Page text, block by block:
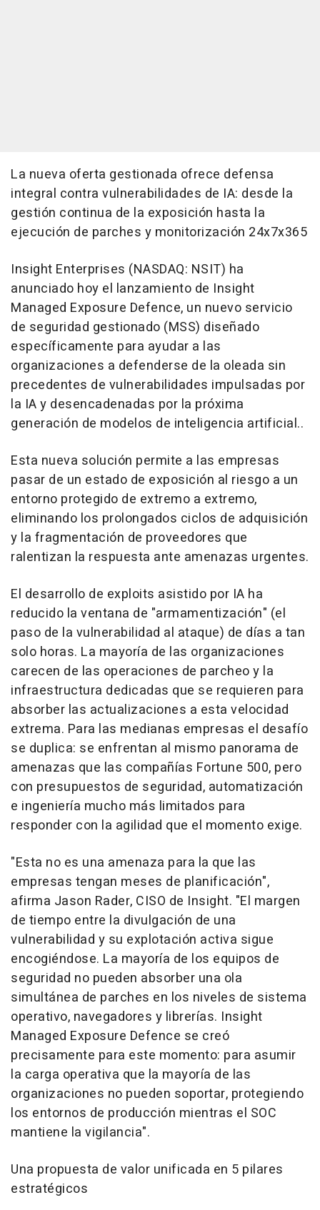
La nueva oferta gestionada ofrece defensa
integral contra vulnerabilidades de IA: desde la
gestión continua de la exposición hasta la
ejecución de parches y monitorización 24x7x365
Insight Enterprises (NASDAQ: NSIT) ha
anunciado hoy el lanzamiento de Insight
Managed Exposure Defence, un nuevo servicio
de seguridad gestionado (MSS) diseñado
específicamente para ayudar a las
organizaciones a defenderse de la oleada sin
precedentes de vulnerabilidades impulsadas por
la IA y desencadenadas por la próxima
generación de modelos de inteligencia artificial..
Esta nueva solución permite a las empresas
pasar de un estado de exposición al riesgo a un
entorno protegido de extremo a extremo,
eliminando los prolongados ciclos de adquisición
y la fragmentación de proveedores que
ralentizan la respuesta ante amenazas urgentes.
El desarrollo de exploits asistido por IA ha
reducido la ventana de "armamentización" (el
paso de la vulnerabilidad al ataque) de días a tan
solo horas. La mayoría de las organizaciones
carecen de las operaciones de parcheo y la
infraestructura dedicadas que se requieren para
absorber las actualizaciones a esta velocidad
extrema. Para las medianas empresas el desafío
se duplica: se enfrentan al mismo panorama de
amenazas que las compañías Fortune 500, pero
con presupuestos de seguridad, automatización
e ingeniería mucho más limitados para
responder con la agilidad que el momento exige.
"Esta no es una amenaza para la que las
empresas tengan meses de planificación",
afirma Jason Rader, CISO de Insight. "El margen
de tiempo entre la divulgación de una
vulnerabilidad y su explotación activa sigue
encogiéndose. La mayoría de los equipos de
seguridad no pueden absorber una ola
simultánea de parches en los niveles de sistema
operativo, navegadores y librerías. Insight
Managed Exposure Defence se creó
precisamente para este momento: para asumir
la carga operativa que la mayoría de las
organizaciones no pueden soportar, protegiendo
los entornos de producción mientras el SOC
mantiene la vigilancia".
Una propuesta de valor unificada en 5 pilares
estratégicos